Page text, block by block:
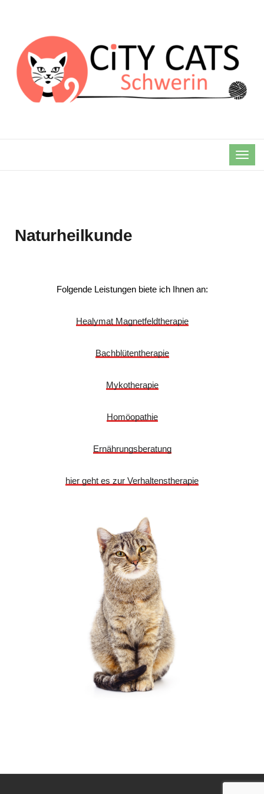
Naturheilkunde
Folgende Leistungen biete ich Ihnen an:
Healymat Magnetfeldtherapie
Bachblütentherapie
Mykotherapie
Homöopathie
Ernährungsberatung
hier geht es zur Verhaltenstherapie